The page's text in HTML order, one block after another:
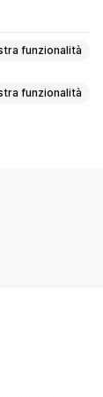
funzionalità
funzionalità